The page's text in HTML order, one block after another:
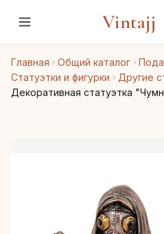
Vintajj
Главная Общий каталог
Статуэтки и фигурки
Другие
Декоративная статуэтка